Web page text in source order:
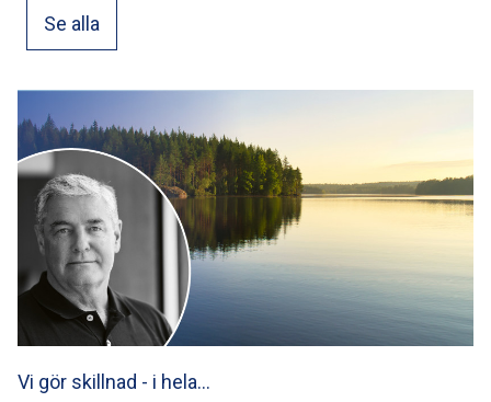
Se alla
Vi gör skillnad - i hela…